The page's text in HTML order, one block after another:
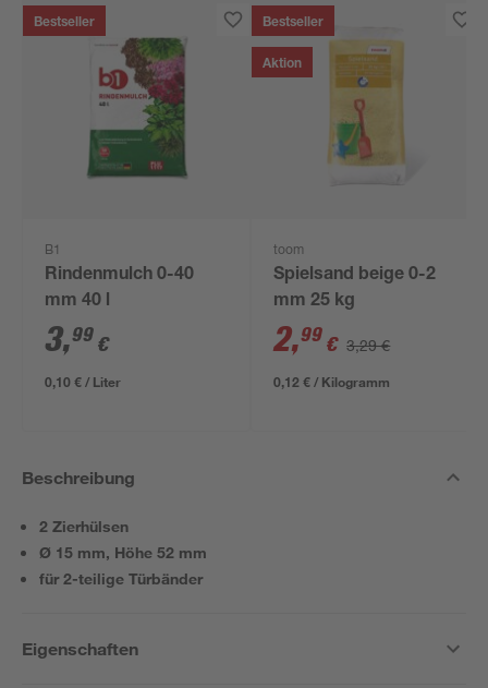
Bestseller
B1
Rindenmulch 0-40
mm 40 l
3,99 €
0,10 € / Liter
Bestseller
Aktion
toom
Spielsand beige 0-2
mm 25 kg
2,99 € 3,29 €
0,12 € / Kilogramm
Beschreibung
2 Zierhülsen
Ø 15 mm, Höhe 52 mm
für 2-teilige Türbänder
Eigenschaften